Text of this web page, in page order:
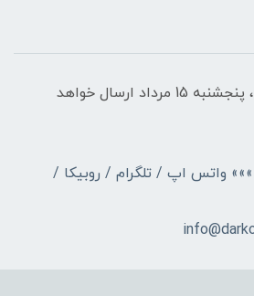
تمامی سفارشات جدید ، پنجشنبه 15 مرداد ارسال خواهد
واتس اپ / تلگرام / روبیکا /